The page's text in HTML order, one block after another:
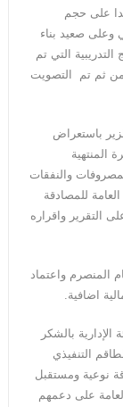
المنتهية في 31/12/ 2021 مؤكدا على حجم
وعلى صعيد بناء
التي تم
ثم تم التصويت
باستعراض
المنتهية
المصروفات والنفقات
للمصادقة
التقرير واقراره
المنصرم واعتماد
اضافية.
بالشكر
التنفيذي
نوعية ومستقبل
على دعمهم